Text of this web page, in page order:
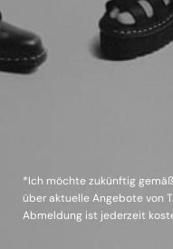
*Ich möchte zukünftig
über aktuelle Angebote von
Abmeldung ist jederzeit